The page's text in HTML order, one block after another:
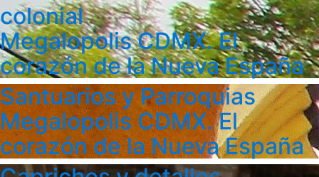
colonial
Megalopolis CDMX. El
corazón de la Nueva España
Santuarios y Parroquias
Megalopolis CDMX. El
corazón de la Nueva España